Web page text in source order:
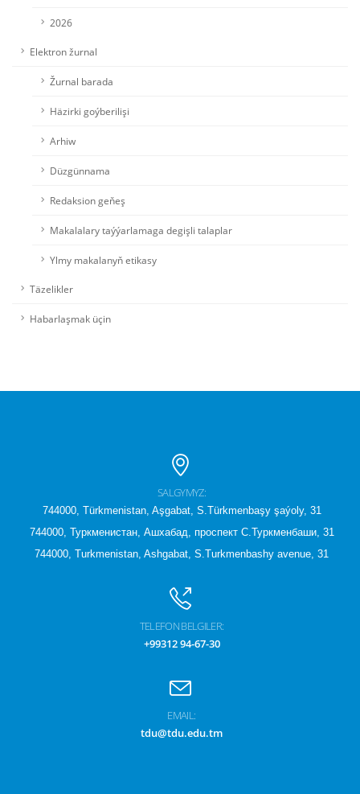
2026
Elektron žurnal
Žurnal barada
Häzirki goýberilişi
Arhiw
Düzgünnama
Redaksion geňeş
Makalalary taýýarlamaga degişli talaplar
Ylmy makalanyň etikasy
Täzelikler
Habarlaşmak üçin
SALGYMYZ:
744000, Türkmenistan, Aşgabat, S.Türkmenbaşy şaýoly, 31
744000, Туркменистан, Ашхабад, проспект С.Туркменбаши, 31
744000, Turkmenistan, Ashgabat, S.Turkmenbashy avenue, 31
TELEFON BELGILER:
+99312 94-67-30
EMAIL:
tdu@tdu.edu.tm